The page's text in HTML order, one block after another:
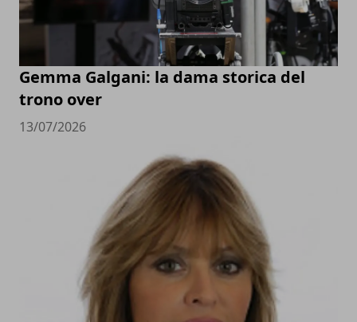
Gemma Galgani: la dama storica del
trono over
13/07/2026